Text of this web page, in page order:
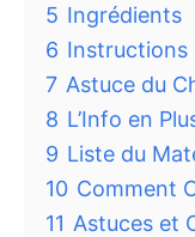
5 Ingrédients
6 Instructions
7 Astuce du
8 L’Info en
9 Liste du
10 Comment
11 Astuces et